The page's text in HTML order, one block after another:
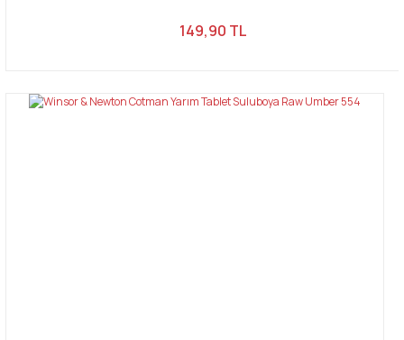
149,90 TL